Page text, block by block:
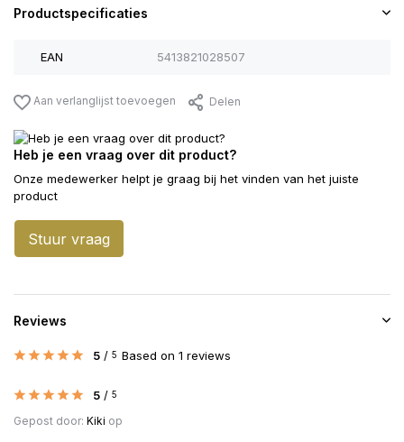
Productspecificaties
EAN 5413821028507
Aan verlanglijst toevoegen Delen
Heb je een vraag over dit product?
Onze medewerker helpt je graag bij het vinden van het juiste
product
Stuur vraag
Reviews
5 / 5 Based on 1 reviews
5 / 5
Gepost door: Kiki op